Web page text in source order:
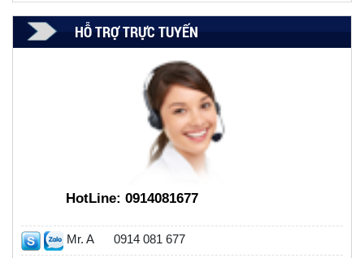
HỖ TRỢ TRỰC TUYẾN
HotLine:0914081677
Mr. A 0914 081 677